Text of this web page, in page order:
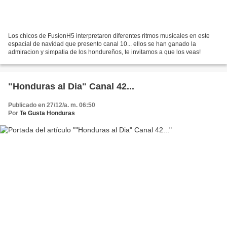
Los chicos de FusionH5 interpretaron diferentes ritmos musicales en este
espacial de navidad que presento canal 10... ellos se han ganado la
admiracion y simpatia de los hondureños, te invitamos a que los veas!
"Honduras al Dia" Canal 42...
Publicado en 27/12/a. m. 06:50
Por Te Gusta Honduras